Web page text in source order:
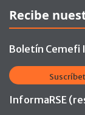
Recibe
Boletín Cemefi
InformaRSE